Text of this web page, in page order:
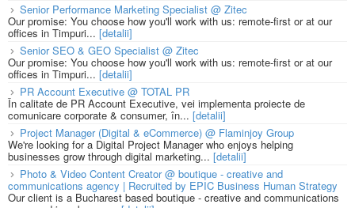
Senior Performance Marketing Specialist @ Zitec
Our promise: You choose how you'll work with us: remote-first or at our
offices in Timpuri... [detalii]
Senior SEO & GEO Specialist @ Zitec
Our promise: You choose how you'll work with us: remote-first or at our
offices in Timpuri... [detalii]
PR Account Executive @ TOTAL PR
În calitate de PR Account Executive, vei implementa proiecte de
comunicare corporate & consumer, în... [detalii]
Project Manager (Digital & eCommerce) @ Flaminjoy Group
We're looking for a Digital Project Manager who enjoys helping
businesses grow through digital marketing... [detalii]
Photo & Video Content Creator @ boutique - creative and
communications agency | Recruited by EPIC Business Human Strategy
Our client is a Bucharest based boutique - creative and communications